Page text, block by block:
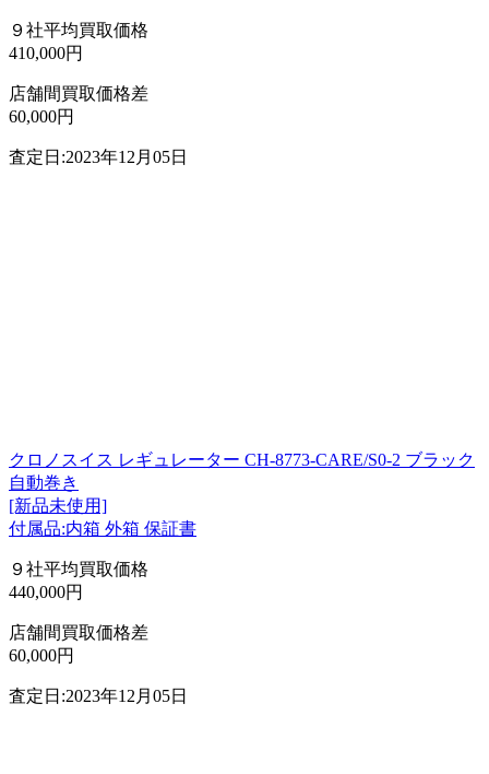
９社平均買取価格
410,000円
店舗間買取価格差
60,000円
査定日:2023年12月05日
クロノスイス レギュレーター CH-8773-CARE/S0-2 ブラック
自動巻き
[新品未使用]
付属品:内箱 外箱 保証書
９社平均買取価格
440,000円
店舗間買取価格差
60,000円
査定日:2023年12月05日